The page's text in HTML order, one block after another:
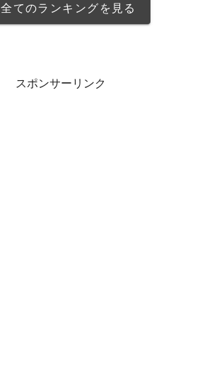
全てのランキングを見る
スポンサーリンク